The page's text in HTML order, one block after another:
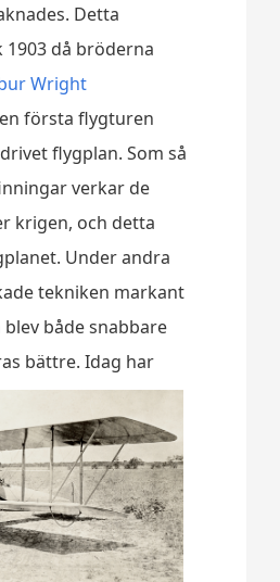
Detta
då bröderna
Wright
första flygturen
flygplan. Som så
verkar de
krigen, och detta
Under andra
tekniken markant
både snabbare
bättre. Idag har